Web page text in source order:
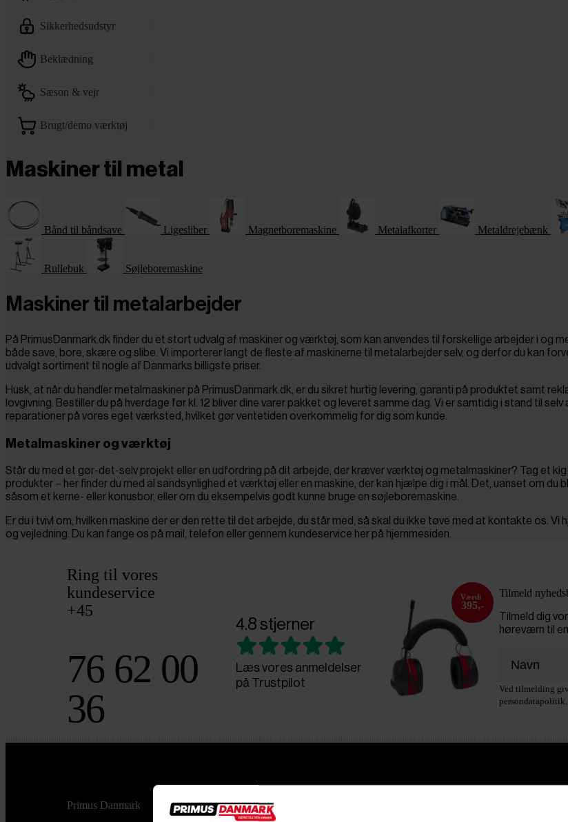
sikkerhedsudstyr
beklædning
sæson & vejr
brugt/demo værktøj
Maskiner til metal
Bånd til båndsave Ligesliber Magnetboremaskine Metalafkorter Metaldrejebænk
Rullebuk Søjleboremaskine
Maskiner til metalarbejder
På PrimusDanmark.dk finder du et stort udvalg af maskiner og værktøj, som kan anvendes til forskellige arbejder i og
både save, bore, skære og slibe. Vi importerer langt de fleste af maskinerne til metalarbejder selv, og derfor du kan
udvalgt sortiment til nogle af Danmarks billigste priser.
Husk, at når du handler metalmaskiner på PrimusDanmark.dk, er du sikret hurtig levering, garanti på produktet samt
lovgivning. Bestiller du på hverdage før kl. 12 bliver dine varer pakket og leveret samme dag. Vi er samtidig i stand til selv
reparationer på vores eget værksted, hvilket gør ventetiden overkommelig for dig som kunde.
Metalmaskiner og værktøj
Står du med et gør-det-selv projekt eller en udfordring på dit arbejde, der kræver værktøj og metalmaskiner? Tag et
produkter – her finder du med al sandsynlighed et værktøj eller en maskine, der kan hjælpe dig i mål. Det, uanset om du
såsom et kerne- eller konusbor, eller om du eksempelvis godt kunne bruge en søjleboremaskine.
Er du i tvivl om, hvilken maskine der er den rette til det arbejde, du står med, så skal du ikke tøve med at kontakte os. Vi
og vejledning. Du kan fange os på mail, telefon eller gennem kundeservice her på hjemmesiden.
Ring til vores
kundeservice
+45
76 62 00
36
4.8 stjerner
Læs vores anmeldelser
på Trustpilot
395,-
Tilmeld
Tilmeld dig
høreværn til
Ved tilmelding
Primus Danmark